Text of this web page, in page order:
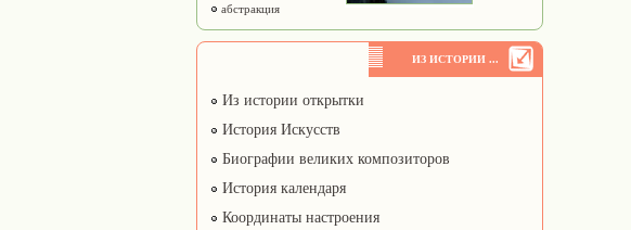
абстракция
ИЗ ИСТОРИИ ...
Из истории открытки
История Искусств
Биографии великих композиторов
История календаря
Координаты настроения